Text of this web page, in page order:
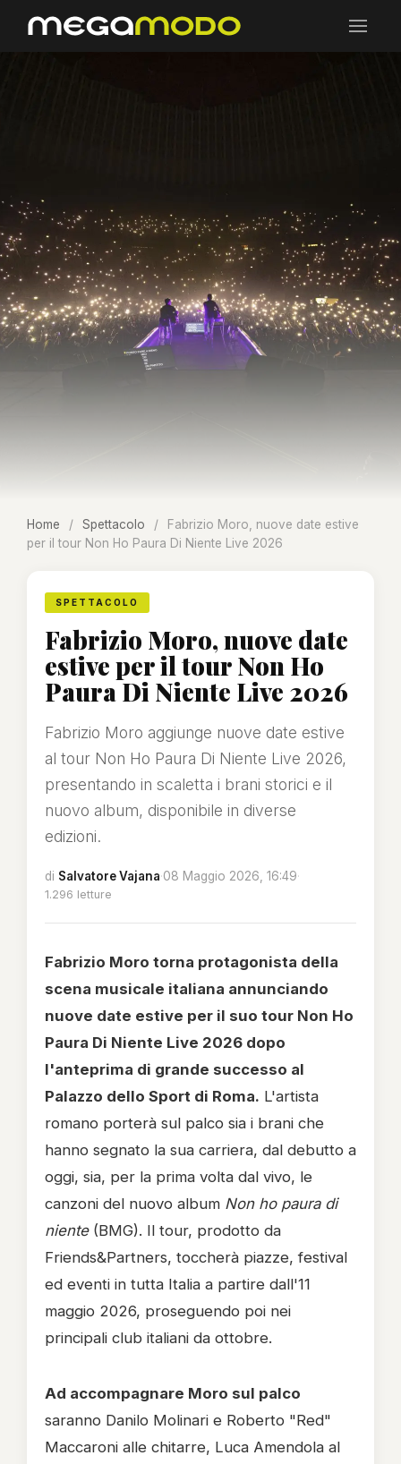
Home / Spettacolo /
Fabrizio Moro, nuove date estive
per il tour Non Ho Paura Di Niente Live 2026
SPETTACOLO
Fabrizio Moro, nuove date
estive per il tour Non Ho
Paura Di Niente Live 2026
Fabrizio Moro aggiunge nuove date estive
al tour Non Ho Paura Di Niente Live 2026,
presentando in scaletta i brani storici e il
nuovo album, disponibile in diverse
edizioni.
di Salvatore Vajana·08 Maggio 2026, 16:49·
1.296 letture
Fabrizio Moro torna protagonista della
scena musicale italiana annunciando
nuove date estive per il suo tour Non Ho
Paura Di Niente Live 2026 dopo
l'anteprima di grande successo al
Palazzo dello Sport di Roma. L'artista
romano porterà sul palco sia i brani che
hanno segnato la sua carriera, dal debutto a
oggi, sia, per la prima volta dal vivo, le
canzoni del nuovo album Non ho paura di
niente(BMG). Il tour, prodotto da
Friends&Partners, toccherà piazze, festival
ed eventi in tutta Italia a partire dall'11
maggio 2026, proseguendo poi nei
principali club italiani da ottobre.
Ad accompagnare Moro sul palco
saranno Danilo Molinari e Roberto "Red"
Maccaroni alle chitarre, Luca Amendola al